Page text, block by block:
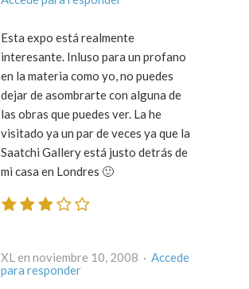
Esta expo está realmente
interesante. Inluso para un profano
en la materia como yo, no puedes
dejar de asombrarte con alguna de
las obras que puedes ver. La he
visitado ya un par de veces ya que la
Saatchi Gallery está justo detrás de
mi casa en Londres 🙂
XL en noviembre 10, 2008 · Accede
para responder